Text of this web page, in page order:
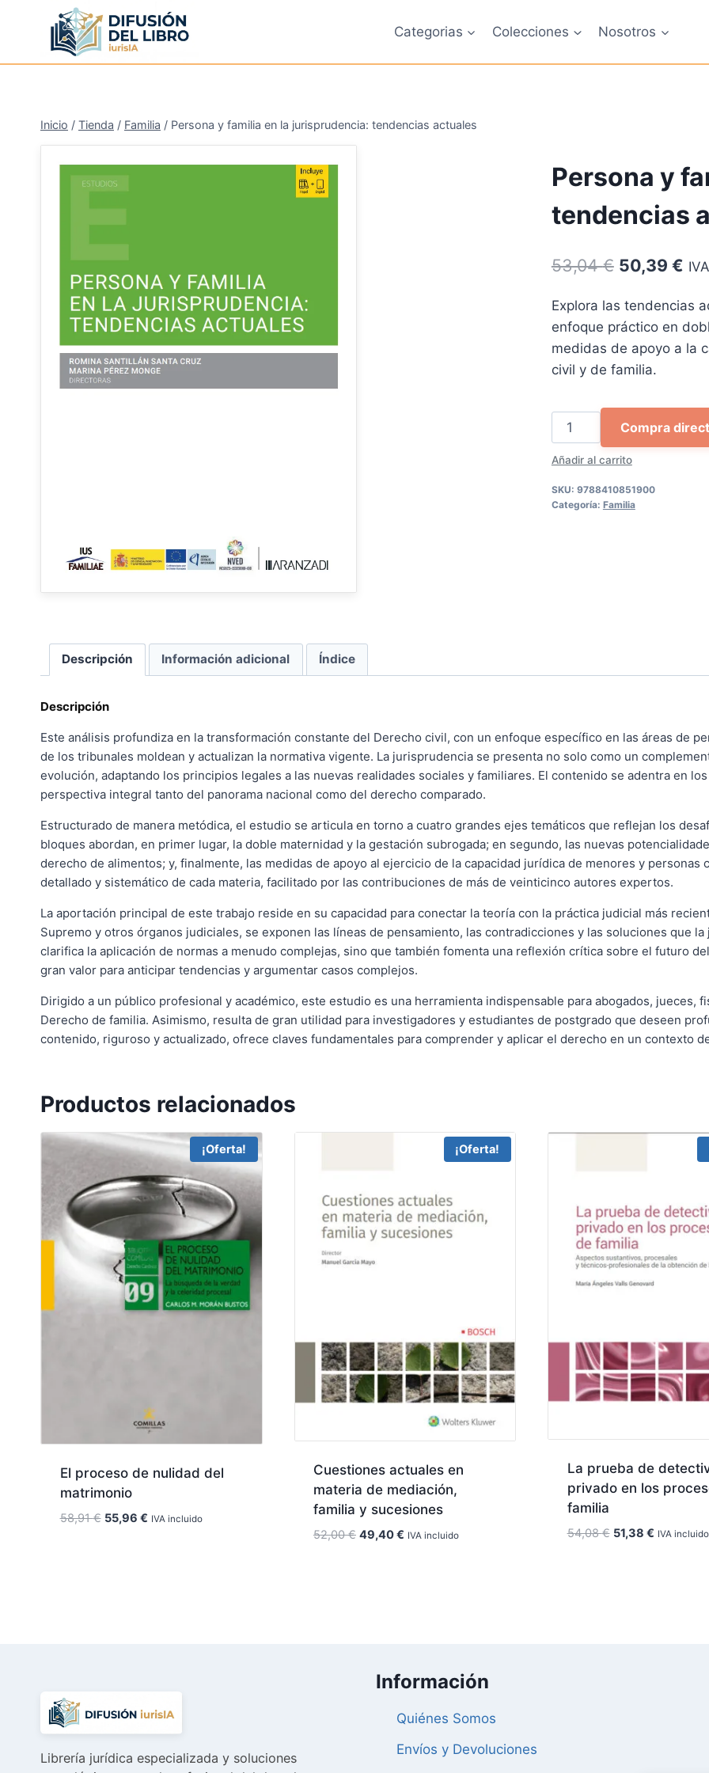
contenido
Categorias Colecciones Nosotros
Inicio / Tienda / Familia / Persona y familia en la jurisprudencia: tendencias actuales
¡Oferta!
Persona y
tendencias
53,04€ El
original
era:
53,04 €.
50,39 €El
es:
Explora las tendencias
enfoque práctico en
medidas de apoyo a la
civil y de familia.
Persona
y
familia
en
la
Añadir al carrito
Compra
SKU: 9788410851900
Categoría: Familia
Descripción Información adicional Índice
Descripción
Este análisis profundiza en la transformación constante del Derecho civil, con un enfoque específico en las áreas de
de los tribunales moldean y actualizan la normativa vigente. La jurisprudencia se presenta no solo como un
evolución, adaptando los principios legales a las nuevas realidades sociales y familiares. El contenido se adentra en
perspectiva integral tanto del panorama nacional como del derecho comparado.
Estructurado de manera metódica, el estudio se articula en torno a cuatro grandes ejes temáticos que reflejan los
bloques abordan, en primer lugar, la doble maternidad y la gestación subrogada; en segundo, las nuevas
derecho de alimentos; y, finalmente, las medidas de apoyo al ejercicio de la capacidad jurídica de menores y personas
detallado y sistemático de cada materia, facilitado por las contribuciones de más de veinticinco autores expertos.
La aportación principal de este trabajo reside en su capacidad para conectar la teoría con la práctica judicial más
Supremo y otros órganos judiciales, se exponen las líneas de pensamiento, las contradicciones y las soluciones que
clarifica la aplicación de normas a menudo complejas, sino que también fomenta una reflexión crítica sobre el futuro
gran valor para anticipar tendencias y argumentar casos complejos.
Dirigido a un público profesional y académico, este estudio es una herramienta indispensable para abogados, jueces,
Derecho de familia. Asimismo, resulta de gran utilidad para investigadores y estudiantes de postgrado que deseen
contenido, riguroso y actualizado, ofrece claves fundamentales para comprender y aplicar el derecho en un contexto
Productos relacionados
¡Oferta!
El proceso de nulidad del
matrimonio
58,91€ El
55,96 €ElIVA incluido
¡Oferta!
Cuestiones actuales en
materia de mediación,
familia y sucesiones
52,00€ El
49,40€ El
IVA incluido
La prueba de
privado en los
familia
54,08€ El
51,38 €ElIVA incluido
Librería jurídica especializada y soluciones
Información
Quiénes Somos
Envíos y Devoluciones